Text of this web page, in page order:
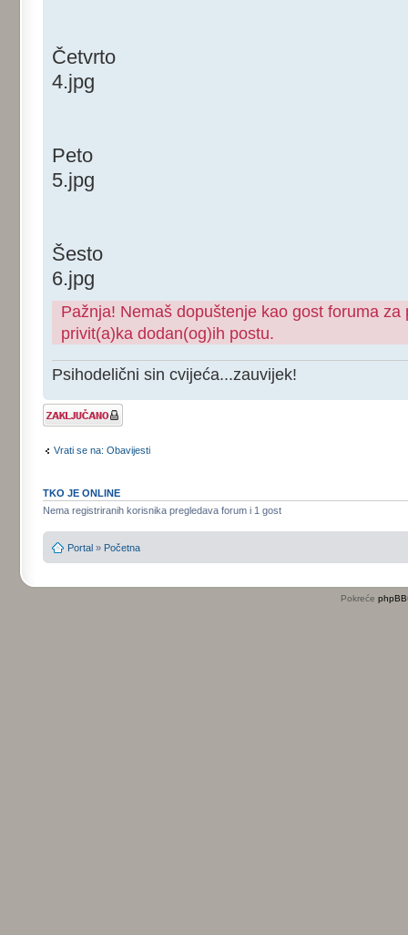
Četvrto
4.jpg
Peto
5.jpg
Šesto
6.jpg
Pažnja! Nemaš dopuštenje kao gost foruma
privit(a)ka dodan(og)ih postu.
Psihodelični sin cvijeća...zauvijek!
Tema je
zaključana
Vrati se na: Obavijesti
TKO JE ONLINE
Nema registriranih korisnika pregledava forum i 1 gost
Portal » Početna
Pokreće phpBB